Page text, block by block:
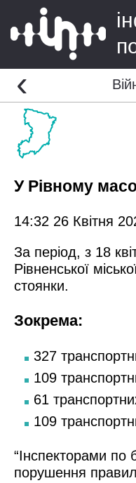
‹
У Рівному
14:32 26 Квітня
За період, з 18
Рівненської
стоянки.
Зокрема:
327
109
61
109
“Інспекторами по
порушення